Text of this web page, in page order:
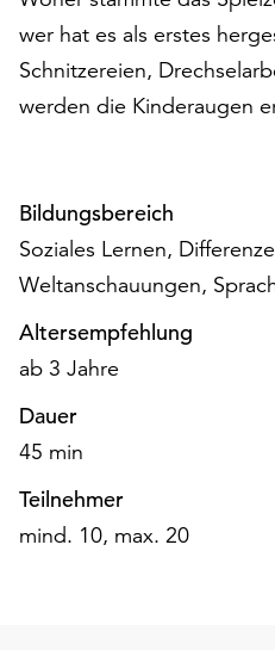
Klicken
Sie
„Alle
alle
Cookies
zu
akzeptieren.
können
Ihr
jederzeit
ändern
widerrufen.
Dafür
wer hat es als erstes
Schnitzereien,
werden die Kinderaugen
Bildungsbereich
Soziales Lernen,
Weltanschauungen,
Altersempfehlung
ab 3 Jahre
Dauer
45 min
Teilnehmer
mind. 10, max. 20